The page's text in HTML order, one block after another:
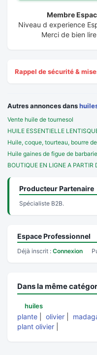
Membre
Niveau d experience
Merci de bien
Rappel de sécurité &
Autres annonces dans
Vente huile de tournesol
HUILE ESSENTIELLE
Huile, coque, tourteau, bourre
Huile gaines de figue de
BOUTIQUE EN LIGNE A PARTIR
Producteur Partenaire
Spécialiste B2B.
Espace Professionnel
Déjà inscrit : Connexion
Dans la même
huiles
plante olivier
plant olivier